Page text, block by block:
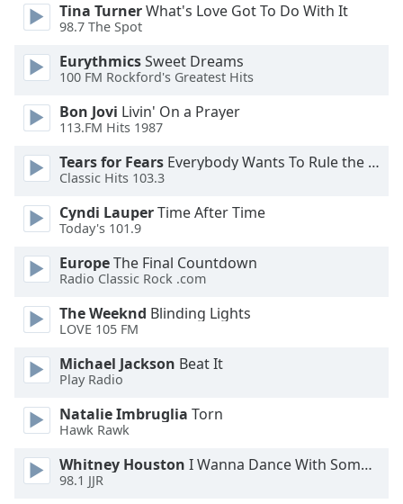
Area
Background
Color
Opacity
Font
Size
Text
Done
Close
Dialog
End
Tina TurnerWhat's Love Got To Do With It
98.7 The Spot
EurythmicsSweet Dreams
100 FM Rockford's Greatest Hits
Bon Jovi Livin' On a Prayer
113.FM Hits 1987
Tears for Fears Everybody Wants To Rule the World
Classic Hits 103.3
Cyndi LauperTime After Time
Today's 101.9
EuropeThe Final Countdown
Radio Classic Rock .com
The Weeknd Blinding Lights
LOVE 105 FM
Michael Jackson Beat It
Play Radio
Natalie Imbruglia Torn
Hawk Rawk
Whitney Houston I Wanna Dance With Somebody
98.1 JJR